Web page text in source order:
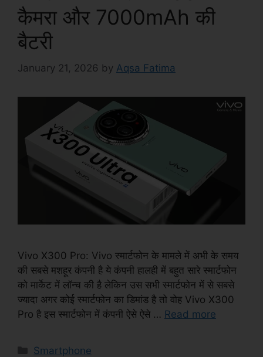
कैमरा और 7000mAh की
बैटरी
January 21, 2026 by Aqsa Fatima
Vivo X300 Pro: Vivo स्मार्टफोन के मामले में अभी के समय
की सबसे मशहूर कंपनी है ये कंपनी हालही में बहुत सारे स्मार्टफोन
को मार्केट में लॉन्च की है लेकिन उस सभी स्मार्टफोन में से सबसे
ज्यादा अगर कोई स्मार्टफोन का डिमांड है तो वोह Vivo X300
Pro है इस स्मार्टफोन में कंपनी ऐसे ऐसे … Read more
Categories
Smartphone